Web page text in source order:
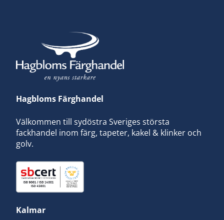
Hagbloms Färghandel
Välkommen till sydöstra Sveriges största
fackhandel inom färg, tapeter, kakel & klinker och
golv.
Kalmar